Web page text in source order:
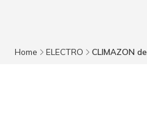
Home ELECTRO CLIMAZON